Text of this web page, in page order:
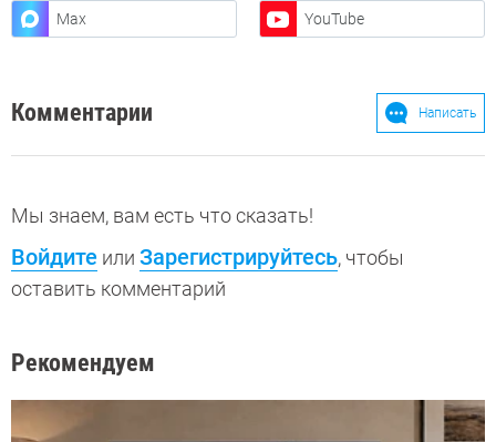
Max YouTube
Комментарии Написать
Мы знаем, вам есть что сказать!
Войдите или Зарегистрируйтесь, чтобы
оставить комментарий
Рекомендуем